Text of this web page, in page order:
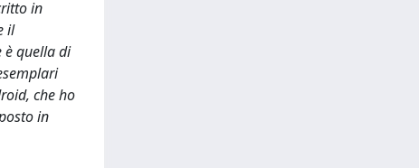
in
il
è quella di
che ho
in